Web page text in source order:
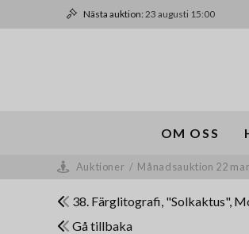
Nästa auktion:23 augusti 15:00
OM OSS
Auktioner / Månadsauktion 22
38. Färglitografi, "Solkaktus",
Gå tillbaka